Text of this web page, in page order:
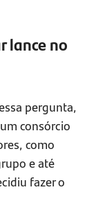
lance no
pergunta,
consórcio
como
e até
fazer o